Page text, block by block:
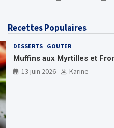
Recettes Populaires
DESSERTS GOUTER
Muffins aux Myrtilles et
13 juin 2026
Karine